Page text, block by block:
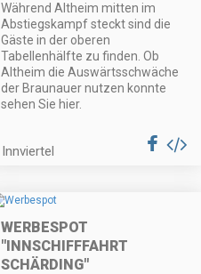
Während Altheim mitten im
Abstiegskampf steckt sind die
Gäste in der oberen
Tabellenhälfte zu finden. Ob
Altheim die Auswärtsschwäche
der Braunauer nutzen konnte
sehen Sie hier.
Innviertel
WERBESPOT
"INNSCHIFFFAHRT
SCHÄRDING"